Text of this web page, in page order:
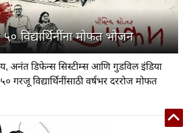
विद्यार्थिनींना मोफत भोजन
अनंत डिफेन्स सिस्टीम्स आणि गुडविल इंडिया
गरजू विद्यार्थिनींसाठी वर्षभर दररोज मोफत